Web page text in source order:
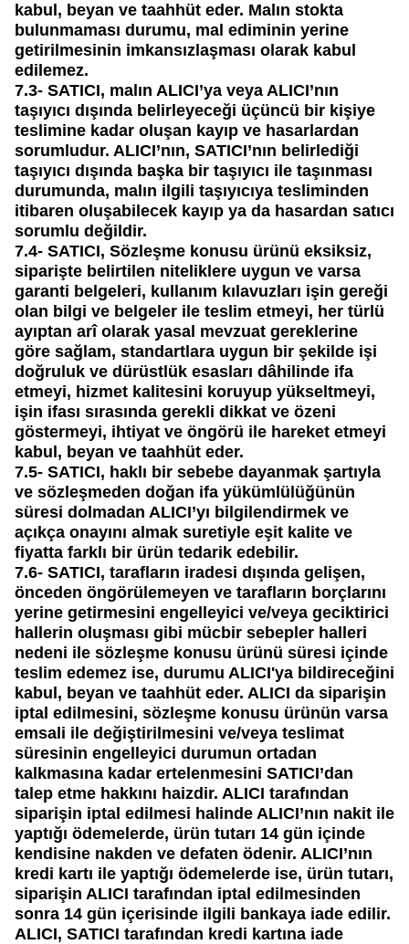
kabul, beyan ve taahhüt eder. Malın stokta
bulunmaması durumu, mal ediminin yerine
getirilmesinin imkansızlaşması olarak kabul
edilemez.
7.3- SATICI, malın ALICI’ya veya ALICI’nın
taşıyıcı dışında belirleyeceği üçüncü bir kişiye
teslimine kadar oluşan kayıp ve hasarlardan
sorumludur. ALICI’nın, SATICI’nın belirlediği
taşıyıcı dışında başka bir taşıyıcı ile taşınması
durumunda, malın ilgili taşıyıcıya tesliminden
itibaren oluşabilecek kayıp ya da hasardan satıcı
sorumlu değildir.
7.4- SATICI, Sözleşme konusu ürünü eksiksiz,
siparişte belirtilen niteliklere uygun ve varsa
garanti belgeleri, kullanım kılavuzları işin gereği
olan bilgi ve belgeler ile teslim etmeyi, her türlü
ayıptan arî olarak yasal mevzuat gereklerine
göre sağlam, standartlara uygun bir şekilde işi
doğruluk ve dürüstlük esasları dâhilinde ifa
etmeyi, hizmet kalitesini koruyup yükseltmeyi,
işin ifası sırasında gerekli dikkat ve özeni
göstermeyi, ihtiyat ve öngörü ile hareket etmeyi
kabul, beyan ve taahhüt eder.
7.5- SATICI, haklı bir sebebe dayanmak şartıyla
ve sözleşmeden doğan ifa yükümlülüğünün
süresi dolmadan ALICI’yı bilgilendirmek ve
açıkça onayını almak suretiyle eşit kalite ve
fiyatta farklı bir ürün tedarik edebilir.
7.6- SATICI, tarafların iradesi dışında gelişen,
önceden öngörülemeyen ve tarafların borçlarını
yerine getirmesini engelleyici ve/veya geciktirici
hallerin oluşması gibi mücbir sebepler halleri
nedeni ile sözleşme konusu ürünü süresi içinde
teslim edemez ise, durumu ALICI'ya bildireceğini
kabul, beyan ve taahhüt eder. ALICI da siparişin
iptal edilmesini, sözleşme konusu ürünün varsa
emsali ile değiştirilmesini ve/veya teslimat
süresinin engelleyici durumun ortadan
kalkmasına kadar ertelenmesini SATICI’dan
talep etme hakkını haizdir. ALICI tarafından
siparişin iptal edilmesi halinde ALICI’nın nakit ile
yaptığı ödemelerde, ürün tutarı 14 gün içinde
kendisine nakden ve defaten ödenir. ALICI’nın
kredi kartı ile yaptığı ödemelerde ise, ürün tutarı,
siparişin ALICI tarafından iptal edilmesinden
sonra 14 gün içerisinde ilgili bankaya iade edilir.
ALICI, SATICI tarafından kredi kartına iade